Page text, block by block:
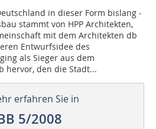
in dieser Form bislang
stammt von HPP Architekten,
mit dem Architekten db
Entwurfsidee des
als Sieger aus dem
hervor, den die Stadt...
erfahren Sie in
5/2008